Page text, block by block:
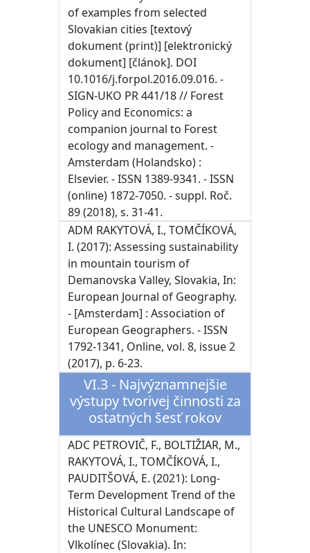
of examples from selected
Slovakian cities [textový
dokument (print)] [elektronický
dokument] [článok]. DOI
10.1016/j.forpol.2016.09.016. -
SIGN-UKO PR 441/18 // Forest
Policy and Economics: a
companion journal to Forest
ecology and management. -
Amsterdam (Holandsko) :
Elsevier. - ISSN 1389-9341. - ISSN
(online) 1872-7050. - suppl. Roč.
89 (2018), s. 31-41.
ADM RAKYTOVÁ, I., TOMČÍKOVÁ,
I. (2017): Assessing sustainability
in mountain tourism of
Demanovska Valley, Slovakia, In:
European Journal of Geography.
- [Amsterdam] : Association of
European Geographers. - ISSN
1792-1341, Online, vol. 8, issue 2
(2017), p. 6-23.
VI.3 - Najvýznamnejšie
výstupy tvorivej činnosti za
ostatných šesť rokov
ADC PETROVIČ, F., BOLTIŽIAR, M.,
RAKYTOVÁ, I., TOMČÍKOVÁ, I.,
PAUDITŠOVÁ, E. (2021): Long-
Term Development Trend of the
Historical Cultural Landscape of
the UNESCO Monument:
Vlkolínec (Slovakia). In: